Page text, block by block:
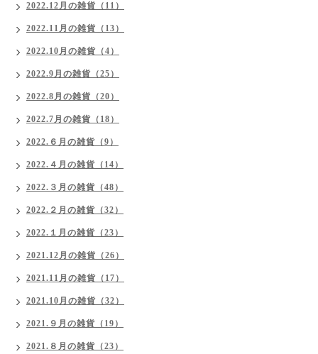
2022.12月の雑貨（11）
2022.11月の雑貨（13）
2022.10月の雑貨（4）
2022.9月の雑貨（25）
2022.8月の雑貨（20）
2022.7月の雑貨（18）
2022.６月の雑貨（9）
2022.４月の雑貨（14）
2022.３月の雑貨（48）
2022.２月の雑貨（32）
2022.１月の雑貨（23）
2021.12月の雑貨（26）
2021.11月の雑貨（17）
2021.10月の雑貨（32）
2021.９月の雑貨（19）
2021.８月の雑貨（23）